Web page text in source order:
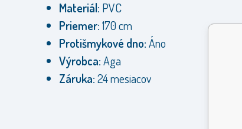
Materiál: PVC
Priemer:170 cm
Protišmykové dno:Áno
Výrobca:Aga
Záruka:24 mesiacov